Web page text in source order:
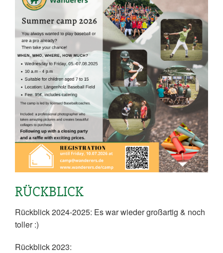
RÜCKBLICK
Rückblick 2024-2025: Es war wieder großartig & noch
toller :)
Rückblick 2023: